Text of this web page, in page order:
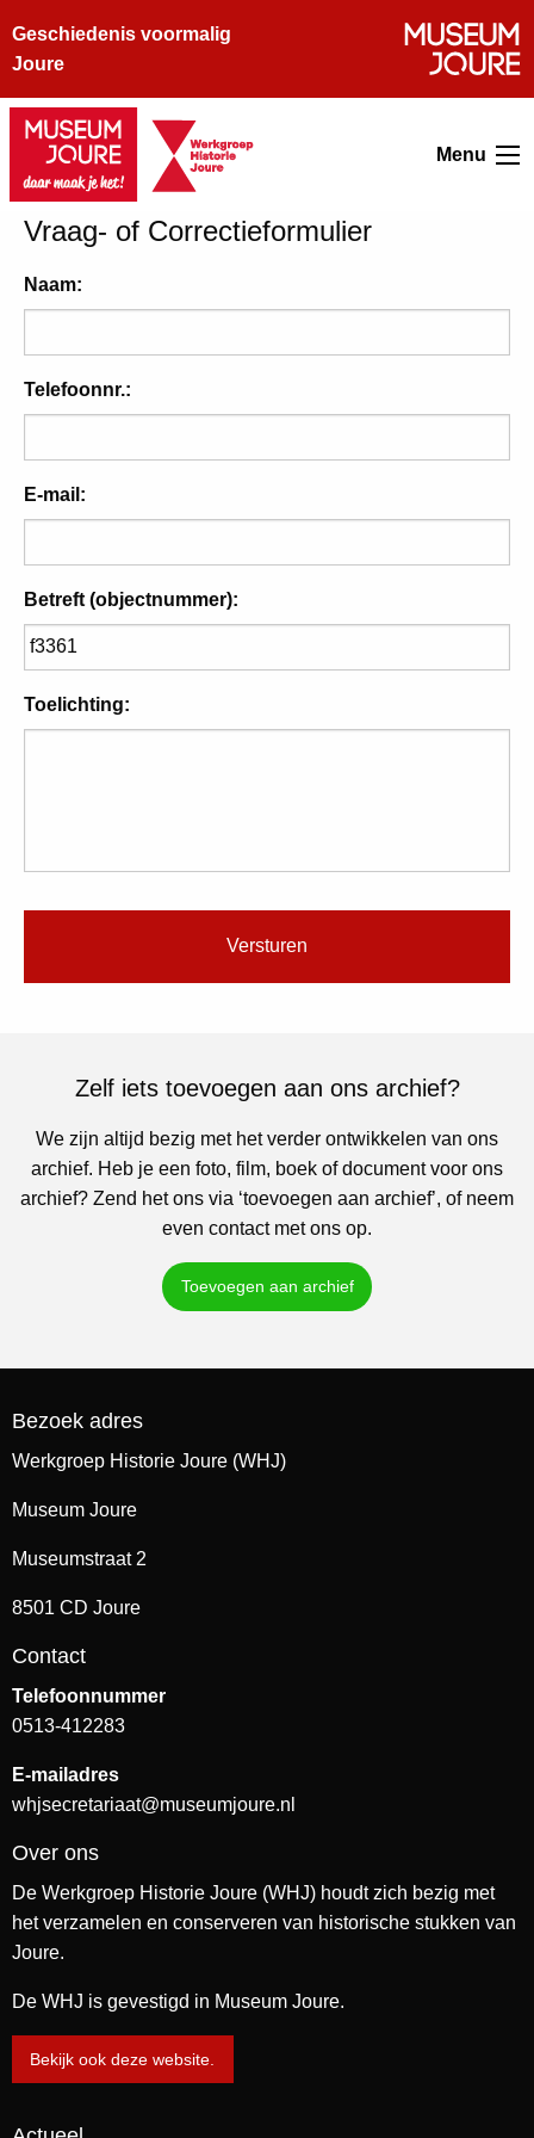
Geschiedenis voormalig
Joure
Menu
Vraag- of Correctieformulier
Naam:
Telefoonnr.:
E-mail:
Betreft (objectnummer):
Toelichting:
Zelf iets toevoegen aan ons archief?
We zijn altijd bezig met het verder ontwikkelen van ons
archief. Heb je een foto, film, boek of document voor ons
archief? Zend het ons via ‘toevoegen aan archief’, of neem
even contact met ons op.
Toevoegen aan archief
Bezoek adres
Werkgroep Historie Joure (WHJ)
Museum Joure
Museumstraat 2
8501 CD Joure
Contact
Telefoonnummer
0513-412283
E-mailadres
whjsecretariaat@museumjoure.nl
Over ons
De Werkgroep Historie Joure (WHJ) houdt zich bezig met
het verzamelen en conserveren van historische stukken van
Joure.
De WHJ is gevestigd in Museum Joure.
Bekijk ook deze website.